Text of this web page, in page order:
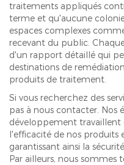
traitements appliqués
terme et qu'aucune
espaces complexes
recevant du public.
d'un rapport détaillé qui
destinations de
produits de traitement.
Si vous recherchez des
pas à nous contacter. Nos
développement
l'efficacité de nos produits
garantissant ainsi la
Par ailleurs, nous sommes